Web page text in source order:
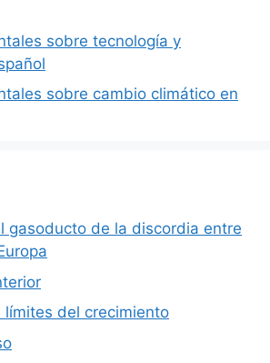
sobre tecnología y
sobre cambio climático en
gasoducto de la discordia entre
límites del crecimiento